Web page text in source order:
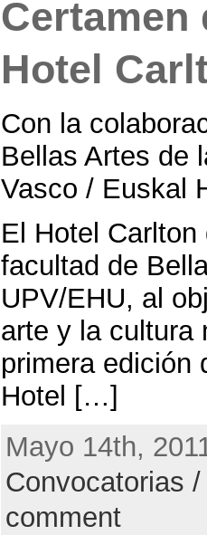
Certamen
Hotel
Con la
Bellas Artes de
Vasco / Euskal
El Hotel
facultad de
UPV/EHU, al
arte y la cultura
primera edición
Hotel […]
Mayo 14th,
Convocatorias
comment